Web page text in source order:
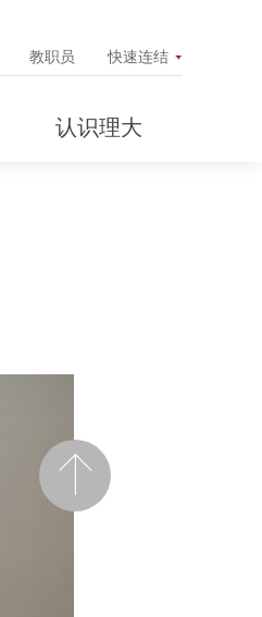
教职员 快速连结
认识理大
前一页